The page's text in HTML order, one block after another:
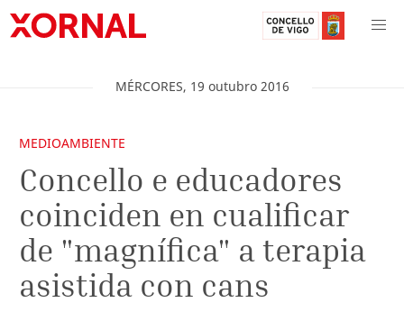
MÉRCORES, 19 outubro 2016
MEDIOAMBIENTE
Concello e educadores
coinciden en cualificar
de "magnífica" a terapia
asistida con cans